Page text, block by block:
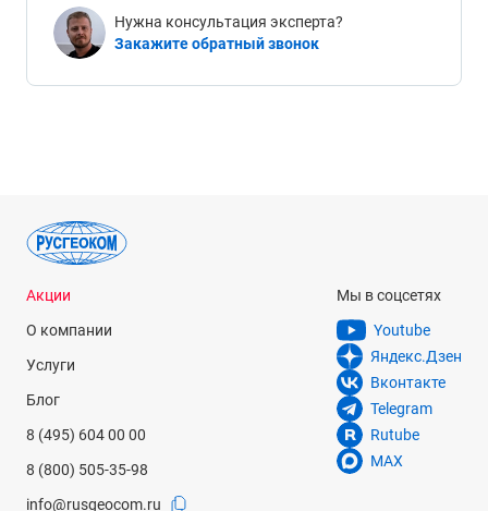
Нужна консультация эксперта?
Закажите обратный звонок
Акции
О компании
Услуги
Блог
8 (495) 604 00 00
8 (800) 505-35-98
info@rusgeocom.ru
Мы в соцсетях
Youtube
Яндекс.Дзен
Вконтакте
Telegram
Rutube
MAX